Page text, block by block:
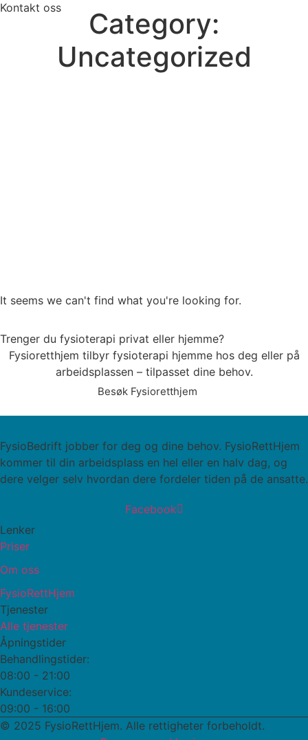
Kontakt oss
Category:
Uncategorized
It seems we can't find what you're looking for.
Trenger du fysioterapi privat eller hjemme?
Fysioretthjem tilbyr fysioterapi hjemme hos deg eller på
arbeidsplassen – tilpasset dine behov.
Besøk Fysioretthjem
FysioBedrift jobber for deg og dine behov. FysioRettHjem
kommer til din arbeidsplass en hel eller en halv dag, og
dere velger selv hvordan dere fordeler tiden på de ansatte.
Facebook
Lenker
Priser
Om oss
FysioRettHjem
Tjenester
Alle tjenester
Åpningstider
Behandlingstider:
08:00 - 21:00
Kundeservice:
09:00 - 16:00
© 2025 FysioRettHjem. Alle rettigheter forbeholdt.